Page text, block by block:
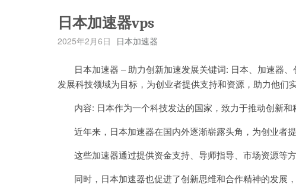
日本加速器vps
2025年2月6日 日本加速器
日本加速器 – 助力创新加速发展关键词: 日本、加速器、
发展科技领域为目标，为创业者提供支持和资源，助力他们实
内容: 日本作为一个科技发达的国家，致力于推动创新和
近年来，日本加速器在国内外逐渐崭露头角，为创业者提
这些加速器通过提供资金支持、导师指导、市场资源等方
同时，日本加速器也促进了创新思维和合作精神的发展，